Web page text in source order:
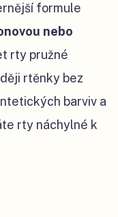
formule
nebo
rty pružné
rtěnky bez
barviv a
rty náchylné k